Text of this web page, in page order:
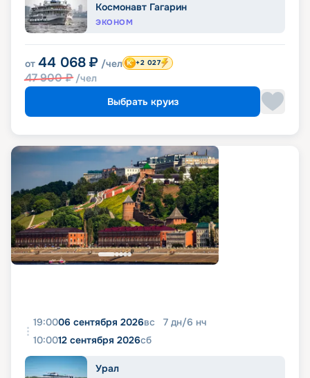
Космонавт Гагарин
ЭКОНОМ
от 44 068 ₽ /чел
47 900₽ /чел
+2 027
Выбрать круиз
19:0006 сентября 2026вс 7 дн/6 нч
10:0012 сентября 2026сб
Урал